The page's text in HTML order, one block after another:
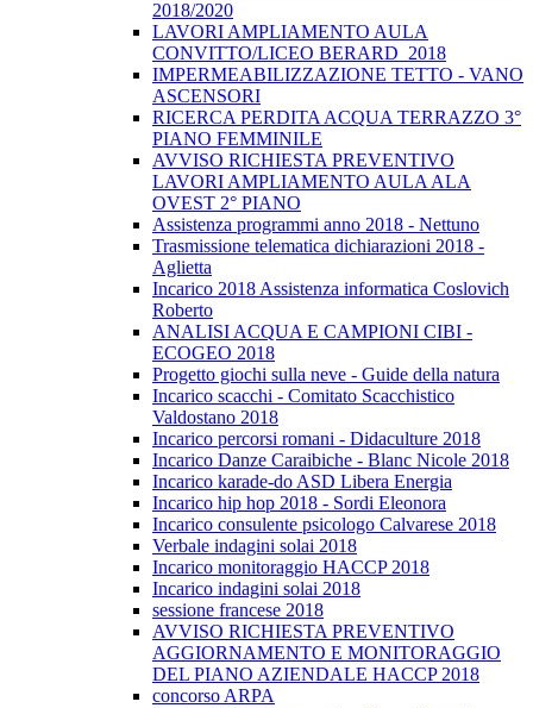
2018/2020
LAVORI AMPLIAMENTO AULA
CONVITTO/LICEO BERARD_2018
IMPERMEABILIZZAZIONE TETTO - VANO
ASCENSORI
RICERCA PERDITA ACQUA TERRAZZO 3°
PIANO FEMMINILE
AVVISO RICHIESTA PREVENTIVO
LAVORI AMPLIAMENTO AULA ALA
OVEST 2° PIANO
Assistenza programmi anno 2018 - Nettuno
Trasmissione telematica dichiarazioni 2018 -
Aglietta
Incarico 2018 Assistenza informatica Coslovich
Roberto
ANALISI ACQUA E CAMPIONI CIBI -
ECOGEO 2018
Progetto giochi sulla neve - Guide della natura
Incarico scacchi - Comitato Scacchistico
Valdostano 2018
Incarico percorsi romani - Didaculture 2018
Incarico Danze Caraibiche - Blanc Nicole 2018
Incarico karade-do ASD Libera Energia
Incarico hip hop 2018 - Sordi Eleonora
Incarico consulente psicologo Calvarese 2018
Verbale indagini solai 2018
Incarico monitoraggio HACCP 2018
Incarico indagini solai 2018
sessione francese 2018
AVVISO RICHIESTA PREVENTIVO
AGGIORNAMENTO E MONITORAGGIO
DEL PIANO AZIENDALE HACCP 2018
concorso ARPA